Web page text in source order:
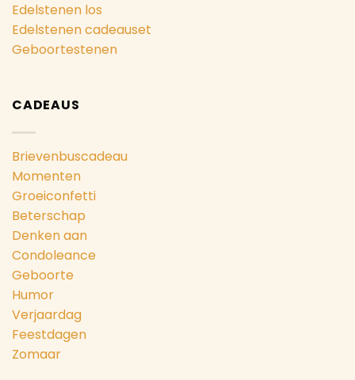
Edelstenen los
Edelstenen cadeauset
Geboortestenen
CADEAUS
Brievenbuscadeau
Momenten
Groeiconfetti
Beterschap
Denken aan
Condoleance
Geboorte
Humor
Verjaardag
Feestdagen
Zomaar